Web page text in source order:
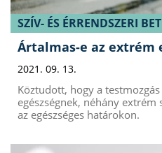
SZÍV- ÉS ÉRRENDSZERI
Ártalmas-e az extrém
2021. 09. 13.
Köztudott, hogy a
egészségnek, néhány
az egészséges határokon.